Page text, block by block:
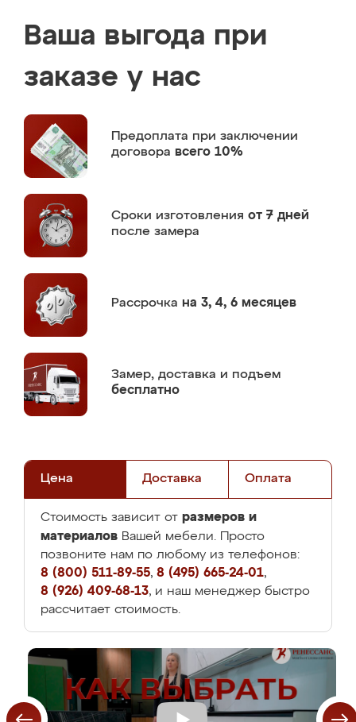
Ваша выгода при
заказе у нас
Предоплата при заключении
договора всего 10%
Сроки изготовления от 7 дней
после замера
Рассрочка на 3, 4, 6 месяцев
Замер, доставка и подъем
бесплатно
Цена Доставка Оплата
Стоимость зависит от размеров и
материалов Вашей мебели. Просто
позвоните нам по любому из телефонов:
8 (800) 511-89-55, 8 (495) 665-24-01,
8 (926) 409-68-13, и наш менеджер быстро
рассчитает стоимость.